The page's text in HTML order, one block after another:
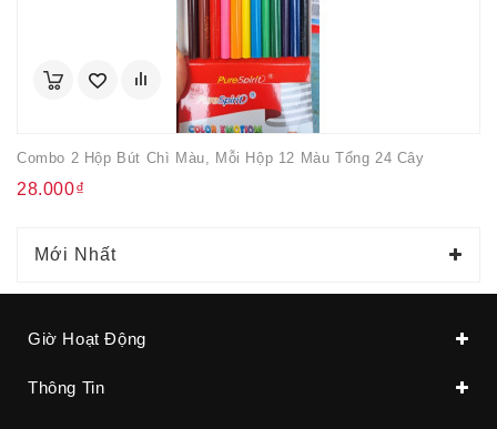
Combo 2 Hộp Bút Chì Màu, Mỗi Hộp 12 Màu Tổng 24 Cây
28.000₫
Mới Nhất
Giờ Hoạt Động
Thông Tin